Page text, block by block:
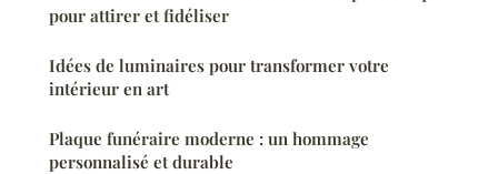
pour attirer et fidéliser
Idées de luminaires pour transformer votre
intérieur en art
Plaque funéraire moderne : un hommage
personnalisé et durable